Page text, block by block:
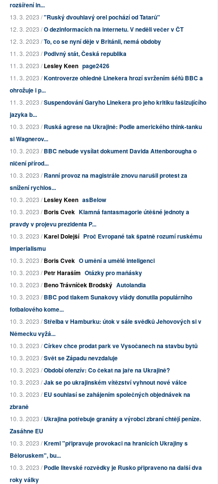
rozšíření in...
13. 3. 2023 /"Ruský dvouhlavý orel pochází od Tatarů"
12. 3. 2023 /O dezinformacích na internetu. V neděli večer v ČT
12. 3. 2023 /To, co se nyní děje v Británii, nemá obdoby
11. 3. 2023 /Podivný stát, Česká republika
11. 3. 2023 /Lesley Keen page2426
11. 3. 2023 /Kontroverze ohledně Linekera hrozí svržením šéfů BBC a
ohrožuje i p...
11. 3. 2023 /Suspendování Garyho Linekera pro jeho kritiku fašizujícího
jazyka b...
10. 3. 2023 /Ruská agrese na Ukrajině: Podle amerického think-tanku
si Wagnerov...
10. 3. 2023 /BBC nebude vysílat dokument Davida Attenborougha o
ničení přírod...
10. 3. 2023 /Ranní provoz na magistrále znovu narušil protest za
snížení rychlos...
10. 3. 2023 /Lesley Keen asBelow
10. 3. 2023 /Boris Cvek Klamná fantasmagorie útěšné jednoty a
pravdy v projevu prezidenta P...
10. 3. 2023 /Karel Dolejší Proč Evropané tak špatně rozumí ruskému
imperialismu
10. 3. 2023 /Boris Cvek O umění a umělé inteligenci
10. 3. 2023 /Petr Haraším Otázky pro maňásky
10. 3. 2023 /Beno Trávníček Brodský Autolandia
10. 3. 2023 /BBC pod tlakem Sunakovy vlády donutila populárního
fotbalového kome...
10. 3. 2023 /Střelba v Hamburku: útok v sále svědků Jehovových si v
Německu vyžá...
10. 3. 2023 /Církev chce prodat park ve Vysočanech na stavbu bytů
10. 3. 2023 /Svět se Západu nevzdaluje
10. 3. 2023 /Období ofenzív: Co čekat na jaře na Ukrajině?
10. 3. 2023 /Jak se po ukrajinském vítězství vyhnout nové válce
10. 3. 2023 /EU souhlasí se zahájením společných objednávek na
zbraně
10. 3. 2023 /Ukrajina potřebuje granáty a výrobci zbraní chtějí peníze.
Zasáhne EU
10. 3. 2023 /Kreml "připravuje provokaci na hranicích Ukrajiny s
Běloruskem", bu...
10. 3. 2023 /Podle litevské rozvědky je Rusko připraveno na další dva
roky války